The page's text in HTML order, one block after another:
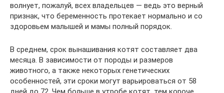
волнует, пожалуй, всех владельцев — ведь это верный
признак, что беременность протекает нормально и со
здоровьем малышей и мамы полный порядок.
В среднем, срок вынашивания котят составляет два
месяца. В зависимости от породы и размеров
животного, а также некоторых генетических
особенностей, эти сроки могут варьироваться от 58